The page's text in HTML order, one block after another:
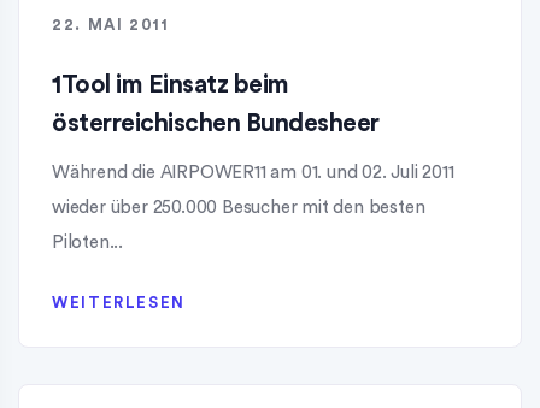
22. MAI 2011
1Tool im Einsatz beim
österreichischen Bundesheer
Während die AIRPOWER11 am 01. und 02. Juli 2011
wieder über 250.000 Besucher mit den besten
Piloten...
WEITERLESEN